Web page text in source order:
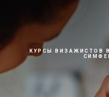
КУРСЫ ВИЗАЖИСТОВ